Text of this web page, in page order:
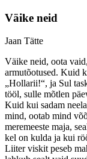
Väike neid
Jaan Tätte
Väike neid, oota
armutõotused. Kuid
„Hollarii!“, ja Sul
tööl, sulle mõtlen
Kuid kui sadam
mind, ootab mind
meremeeste maja,
kel on kulda ja kui
Liiter viskit peseb